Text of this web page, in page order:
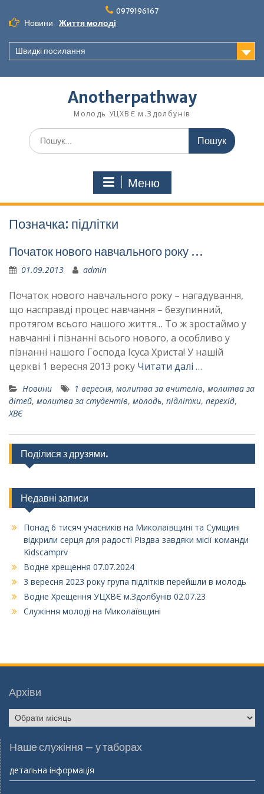
до
вмісту
0979196167
Новини Життя молоді
Швидкі посилання
Anotherpathway
Молодь УЦХВЄ м.Здолбунів
Шукати:
Меню
Позначка: підлітки
Початок нового навчального року …
01.09.2013 admin
Початок нового навчального року – нагадування,
що насправді процес навчання – безупинний,
протягом всього нашого життя… То ж зростаймо у
навчанні і пізнанні всього нового, а особливо у
пізнанні нашого Господа Ісуса Христа! У нашій
церкві 1 вересня 2013 року Читати далі …
Новини 1 вересня, молитва за вчителів, молитва за
дітей, молитва за студентів, молодь, підлітки, перехід,
ХВЄ
Поділися з друзями.
Недавні записи
Понад 6 тисяч учасників на Миколаївщині та Сумщині
відкрили серця для радості Різдва завдяки місії команди
Kidscamprv
Водне хрещення 07.07.2024
3 вересня 2023 року група підлітків перейшли в молодь
Водне Хрещення УЦХВЄ м.Здолбунів 02.07.23
Служіння молоді на Миколаївщині
Архіви
Архіви
Наше служіння – у таборах
детальна інформація